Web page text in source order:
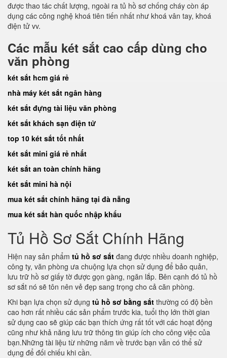
được thao tác chất lượng, ngoài ra tủ hồ sơ chống cháy còn áp
dụng các công nghệ khoá tiên tiến nhất như khoá vân tay, khoá
điện tử vv.
Các mẫu két sắt cao cấp dùng cho
văn phòng
két sắt hcm giá rẻ
nhà máy két sắt ngân hàng
két sắt đựng tài liệu văn phòng
két sắt khách sạn điện tử
top 10 két sắt tốt nhất
két sắt mini giá rẻ nhất
két sắt an toàn chính hãng
két sắt mini hà nội
mua két sắt chính hãng tại đà nẵng
mua két sắt hàn quốc nhập khẩu
Tủ Hồ Sơ Sắt Chính Hãng
Hiện nay sản phẩm tủ hồ sơ sắt đang được nhiều doanh nghiệp,
công ty, văn phòng ưa chuộng lựa chọn sử dụng để bảo quản,
lưu trữ hồ sơ giấy tờ được gọn gàng, ngăn lắp. Bên cạnh đó tủ hồ
sơ sắt nó sẽ tôn nên vẻ đẹp sang trọng cho cả căn phòng.
Khi bạn lựa chọn sử dụng tủ hồ sơ bằng sắt thường có độ bền
cao hơn rất nhiều các sản phẩm trước kia, tuổi thọ lớn thời gian
sử dụng cao sẽ giúp các bạn thích ứng rất tốt với các hoạt động
cũng như khả năng lưu trữ thông tin giúp ích cho công việc của
bạn.Những tài liệu từ những năm về trước bạn vẫn có thể sử
dụng để đối chiếu khi cần.